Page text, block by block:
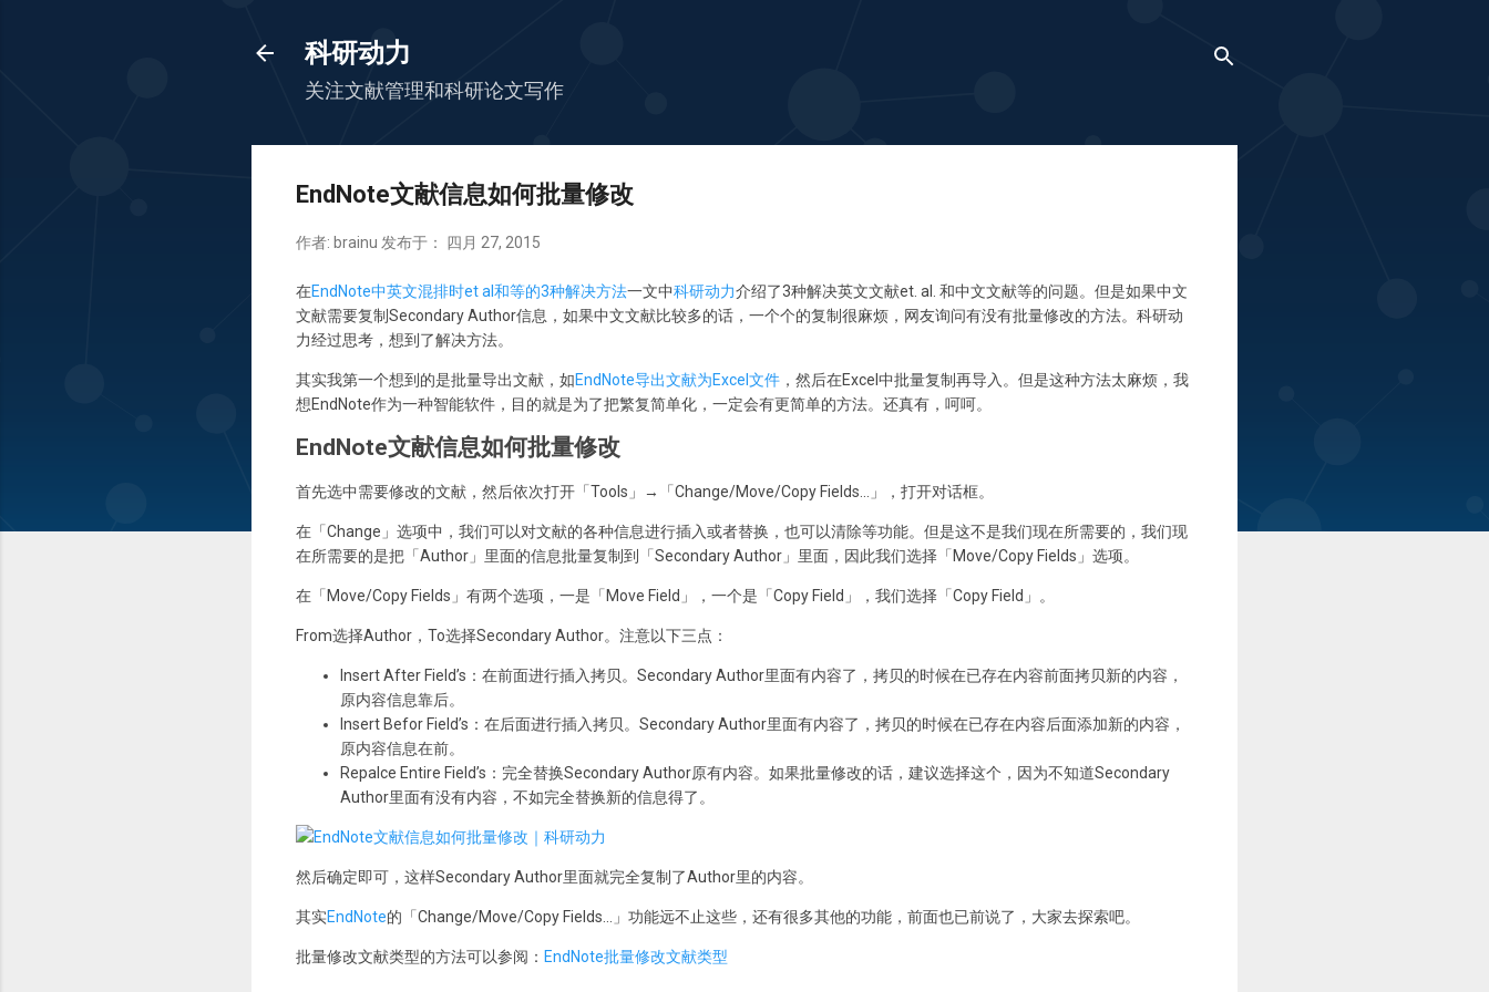
科研动力
关注文献管理和科研论文写作
EndNote文献信息如何批量修改
作者: brainu 发布于： 四月 27, 2015
在EndNote中英文混排时et al和等的3种解决方法一文中科研动力介绍了3种解决英文文献et. al. 和中文文献等的问题。但是如果中文
文献需要复制Secondary Author信息，如果中文文献比较多的话，一个个的复制很麻烦，网友询问有没有批量修改的方法。科研动
力经过思考，想到了解决方法。
其实我第一个想到的是批量导出文献，如EndNote导出文献为Excel文件 ，然后在Excel中批量复制再导入。但是这种方法太麻烦，我
想EndNote作为一种智能软件，目的就是为了把繁复简单化，一定会有更简单的方法。还真有，呵呵。
EndNote文献信息如何批量修改
首先选中需要修改的文献，然后依次打开「Tools」→「Change/Move/Copy Fields...」，打开对话框。
在「Change」选项中，我们可以对文献的各种信息进行插入或者替换，也可以清除等功能。但是这不是我们现在所需要的，我们现
在所需要的是把「Author」里面的信息批量复制到「Secondary Author」里面，因此我们选择「Move/Copy Fields」选项。
在「Move/Copy Fields」有两个选项，一是「Move Field」，一个是「Copy Field」，我们选择「Copy Field」。
From选择Author，To选择Secondary Author。注意以下三点：
Insert After Field’s：在前面进行插入拷贝。Secondary Author里面有内容了，拷贝的时候在已存在内容前面拷贝新的内容，
原内容信息靠后。
Insert Befor Field’s：在后面进行插入拷贝。Secondary Author里面有内容了，拷贝的时候在已存在内容后面添加新的内容，
原内容信息在前。
Repalce Entire Field’s：完全替换Secondary Author原有内容。如果批量修改的话，建议选择这个，因为不知道Secondary
Author里面有没有内容，不如完全替换新的信息得了。
然后确定即可，这样Secondary Author里面就完全复制了Author里的内容。
其实EndNote的「Change/Move/Copy Fields...」功能远不止这些，还有很多其他的功能，前面也已前说了，大家去探索吧。
批量修改文献类型的方法可以参阅： EndNote批量修改文献类型